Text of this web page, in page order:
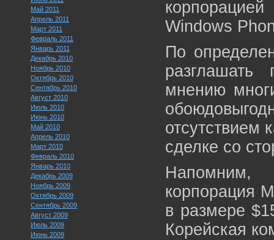
Май 2011
Апрель 2011
Март 2011
Февраль 2011
Январь 2011
Декабрь 2010
Ноябрь 2010
Октябрь 2010
Сентябрь 2010
Август 2010
Июль 2010
Июнь 2010
Май 2010
Апрель 2010
Март 2010
Февраль 2010
Январь 2010
Декабрь 2009
Ноябрь 2009
Октябрь 2009
Сентябрь 2009
Август 2009
Июль 2009
Июнь 2009
Windows
По
разглашать
мнению
отсутствием
сделке со
Напомним,
корпорация
в размере
Корейская